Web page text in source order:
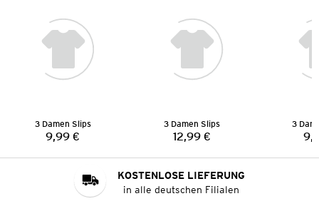
3 Damen Slips
Preis:
9,99 €
3 Damen Slips
Preis:
12,99 €
3
KOSTENLOSE LIEFERUNG
in alle deutschen Filialen